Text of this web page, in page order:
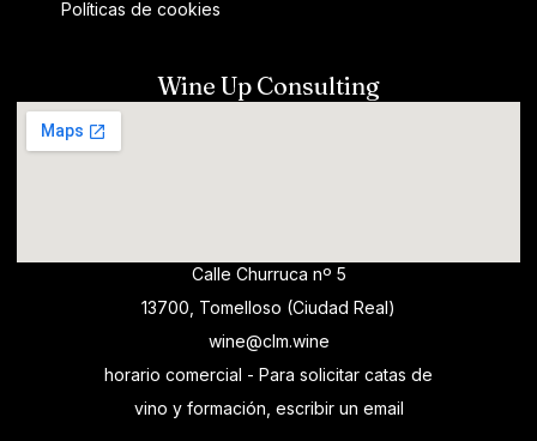
Políticas de cookies
Wine Up Consulting
Calle Churruca nº 5
13700, Tomelloso (Ciudad Real)
wine@clm.wine
horario comercial - Para solicitar catas de
vino y formación, escribir un email